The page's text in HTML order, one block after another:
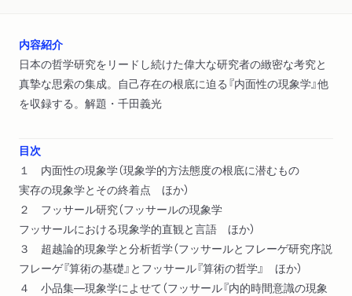
内容紹介
日本の哲学研究をリードし続けた偉大な研究者の緻密な考究と
真摯な思索の集成。自己存在の根底に迫る『内面性の現象学』他
を収録する。解題・千田義光
目次
１ 内面性の現象学（現象学的方法態度の根底に潜むもの
実存の現象学とその終着点 ほか）
２ フッサール研究（フッサールの現象学
フッサールにおける現象学的直観と言語 ほか）
３ 超越論的現象学と分析哲学（フッサールとフレーゲ研究序説
フレーゲ『算術の基礎』とフッサール『算術の哲学』 ほか）
４ 小品集―現象学によせて（フッサール『内的時間意識の現象